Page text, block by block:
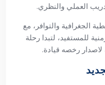
العملي والنظري.
الجغرافية والتوافر، مع
للمستفيد، لتبدا رحلة
رخصه قيادة.